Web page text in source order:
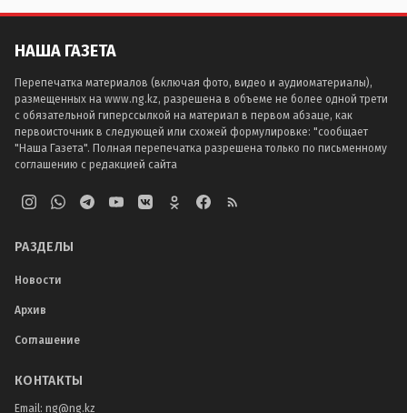
НАША ГАЗЕТА
Перепечатка материалов (включая фото, видео и аудиоматериалы),
размещенных на www.ng.kz, разрешена в объеме не более одной трети
с обязательной гиперссылкой на материал в первом абзаце, как
первоисточник в следующей или схожей формулировке: "сообщает
"Наша Газета". Полная перепечатка разрешена только по письменному
соглашению с редакцией сайта
РАЗДЕЛЫ
Новости
Архив
Соглашение
КОНТАКТЫ
Email: ng@ng.kz